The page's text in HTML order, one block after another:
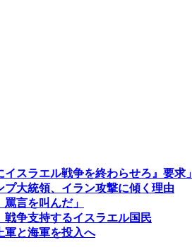
スラエル戦争を終わらせろ』要求」
大統領、イラン攻撃に傾く理由
言を叫んだ」
争支持するイスラエル国民
と海軍を投入へ